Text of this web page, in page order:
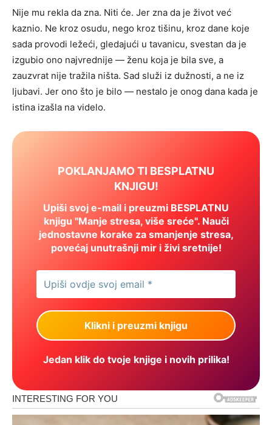
Nije mu rekla da zna. Niti će. Jer zna da je život već
kaznio. Ne kroz osudu, nego kroz tišinu, kroz dane koje
sada provodi ležeći, gledajući u tavanicu, svestan da je
izgubio ono najvrednije — ženu koja je bila sve, a
zauzvrat nije tražila ništa. Sad služi iz dužnosti, a ne iz
ljubavi. Jer ono što je bilo — nestalo je onog dana kada je
istina izašla na videlo.
POKLANJAMO TI BESPLATNU
KNJIGU!
Upiši svoj e-mail i preuzmi BESPLATNU
knjigu "Manje stresa, više sreće". Nauči
jednostavne korake za smanjenje stresa,
povećaj unutrašnji mir i živi sretnije!
Jedan klik do tvoje knjige i novih prilika!